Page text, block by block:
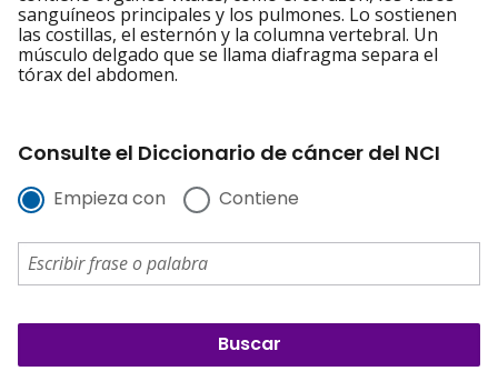
sanguíneos principales y los pulmones. Lo sostienen
las costillas, el esternón y la columna vertebral. Un
músculo delgado que se llama diafragma separa el
tórax del abdomen.
Consulte el Diccionario de cáncer del NCI
Empieza con Contiene